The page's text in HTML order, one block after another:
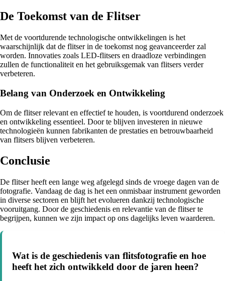
De Toekomst van de Flitser
Met de voortdurende technologische ontwikkelingen is het
waarschijnlijk dat de flitser in de toekomst nog geavanceerder zal
worden. Innovaties zoals LED-flitsers en draadloze verbindingen
zullen de functionaliteit en het gebruiksgemak van flitsers verder
verbeteren.
Belang van Onderzoek en Ontwikkeling
Om de flitser relevant en effectief te houden, is voortdurend onderzoek
en ontwikkeling essentieel. Door te blijven investeren in nieuwe
technologieën kunnen fabrikanten de prestaties en betrouwbaarheid
van flitsers blijven verbeteren.
Conclusie
De flitser heeft een lange weg afgelegd sinds de vroege dagen van de
fotografie. Vandaag de dag is het een onmisbaar instrument geworden
in diverse sectoren en blijft het evolueren dankzij technologische
vooruitgang. Door de geschiedenis en relevantie van de flitser te
begrijpen, kunnen we zijn impact op ons dagelijks leven waarderen.
Wat is de geschiedenis van flitsfotografie en hoe
heeft het zich ontwikkeld door de jaren heen?